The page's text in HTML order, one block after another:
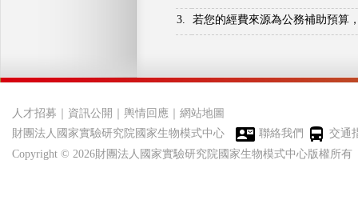
3. 若您的經費來源為公務補助預算
人才招募 資訊公開 輿情回應
網站地圖
財團法人國家實驗研究院國家生物模式中心
聯絡我們
交通
Copyright © 2026財團法人國家實驗研究院國家生物模式中心版權